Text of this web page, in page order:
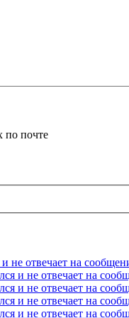
по почте
не отвечает на
и не отвечает на
и не отвечает на
и не отвечает на
и не отвечает на